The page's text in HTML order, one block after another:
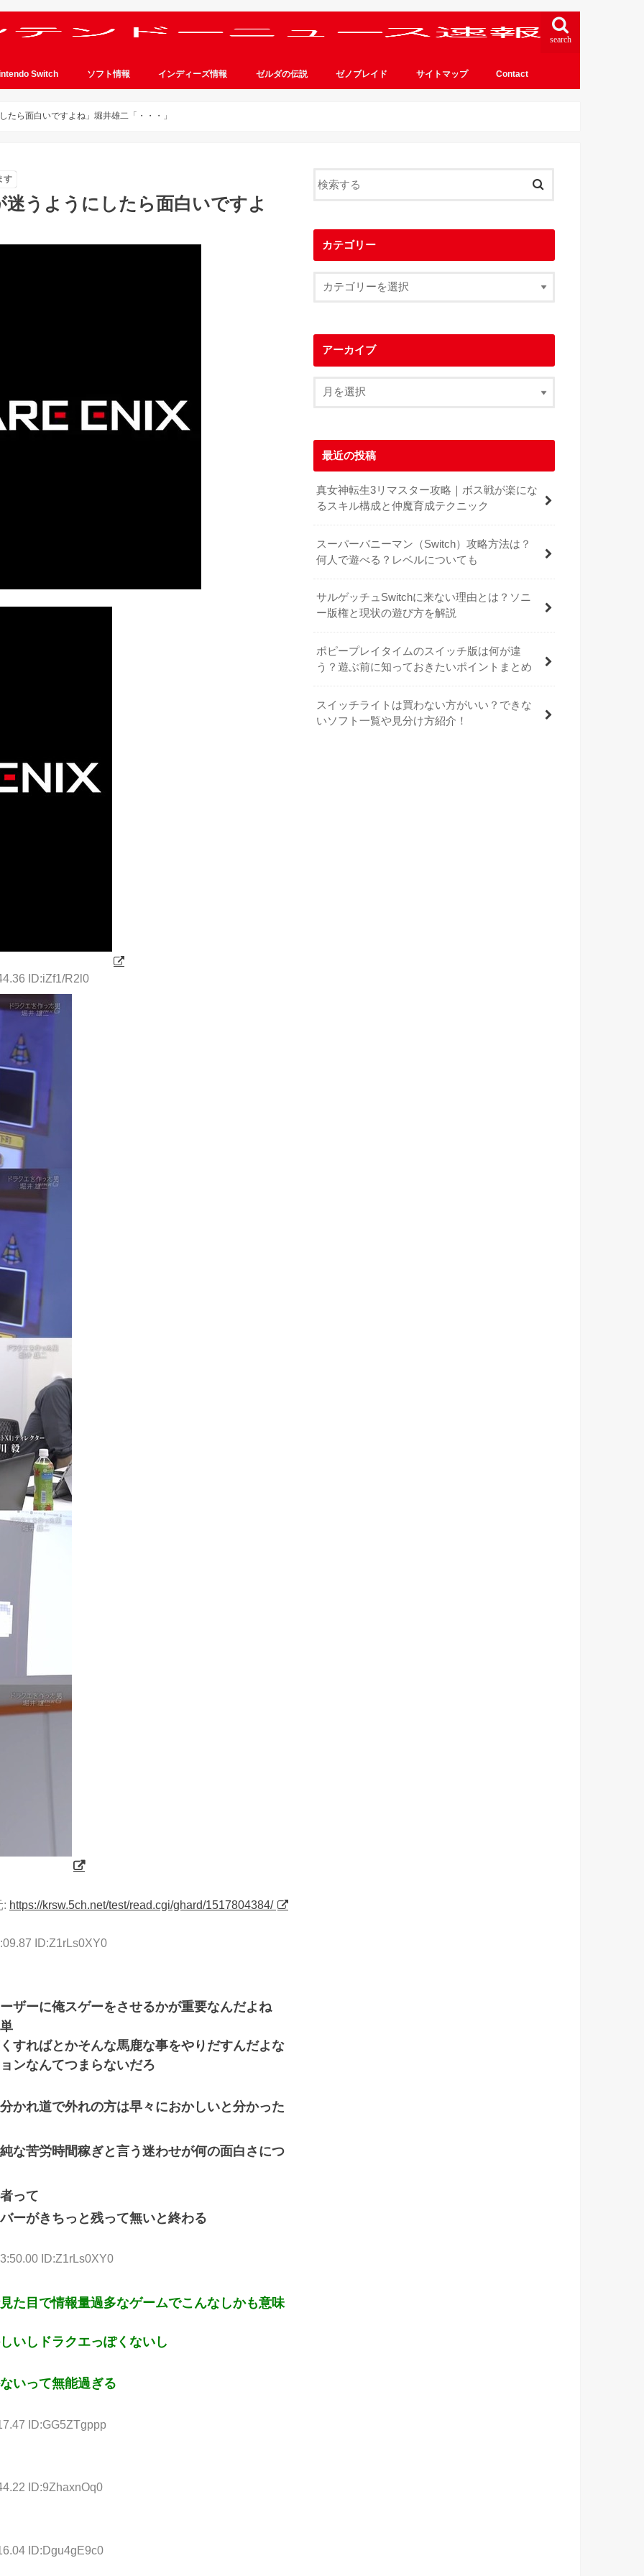
search
Switch ソフト情報 インディーズ情報 ゼルダの伝説 ゼノブレイド サイトマップ Contact
たら面白いですよね」堀井雄二「・・・」
す
うようにしたら面白いですよ
ID:iZf1/R2l0
: https://krsw.5ch.net/test/read.cgi/ghard/1517804384/
ID:Z1rLs0XY0
ザーに俺スゲーをさせるかが重要なんだよね
すればとかそんな馬鹿な事をやりだすんだよな
ンなんてつまらないだろ
かれ道で外れの方は早々におかしいと分かった
な苦労時間稼ぎと言う迷わせが何の面白さにつ
って
ーがきちっと残って無いと終わる
ID:Z1rLs0XY0
た目で情報量過多なゲームでこんなしかも意味
いしドラクエっぽくないし
いって無能過ぎる
ID:GG5ZTgppp
ID:9ZhaxnOq0
ID:Dgu4gE9c0
カテゴリー
アーカイブ
最近の投稿
真女神転生3リマスター攻略｜ボス戦が楽にな
るスキル構成と仲魔育成テクニック
スーパーバニーマン（Switch）攻略方法は？
何人で遊べる？レベルについても
サルゲッチュSwitchに来ない理由とは？ソニ
ー版権と現状の遊び方を解説
ポピープレイタイムのスイッチ版は何が違
う？遊ぶ前に知っておきたいポイントまとめ
スイッチライトは買わない方がいい？できな
いソフト一覧や見分け方紹介！